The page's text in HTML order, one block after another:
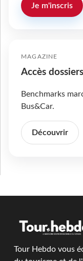
Je m'inscris
MAGAZINE
Accès dossiers
Benchmarks
Bus&Car.
Découvrir
Tour Hebdo vous